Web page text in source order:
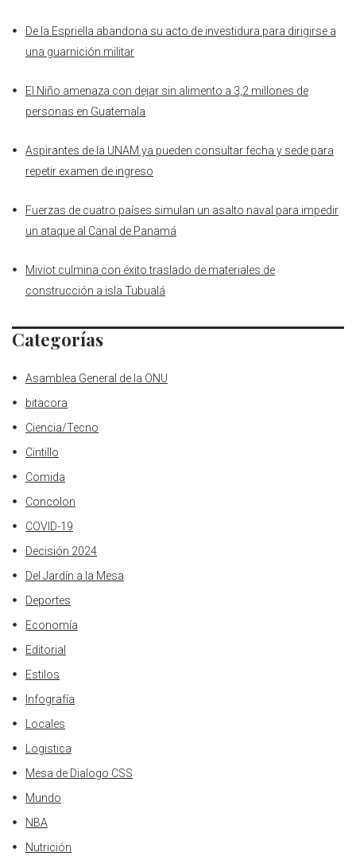
De la Espriella abandona su acto de investidura para dirigirse a
una guarnición militar
El Niño amenaza con dejar sin alimento a 3,2 millones de
personas en Guatemala
Aspirantes de la UNAM ya pueden consultar fecha y sede para
repetir examen de ingreso
Fuerzas de cuatro países simulan un asalto naval para impedir
un ataque al Canal de Panamá
Miviot culmina con éxito traslado de materiales de
construcción a isla Tubualá
Categorías
Asamblea General de la ONU
bitacora
Ciencia/Tecno
Cintillo
Comida
Concolon
COVID-19
Decisión 2024
Del Jardín a la Mesa
Deportes
Economía
Editorial
Estilos
Infografía
Locales
Logistica
Mesa de Dialogo CSS
Mundo
NBA
Nutrición